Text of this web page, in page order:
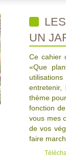
UN
Ce cahier
«Que
thème
fonction
vous mes
de vos
faire